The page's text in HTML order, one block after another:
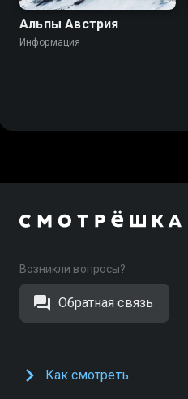
Альпы Австрия
Информация
Возникли вопросы?
Обратная связь
Как смотреть